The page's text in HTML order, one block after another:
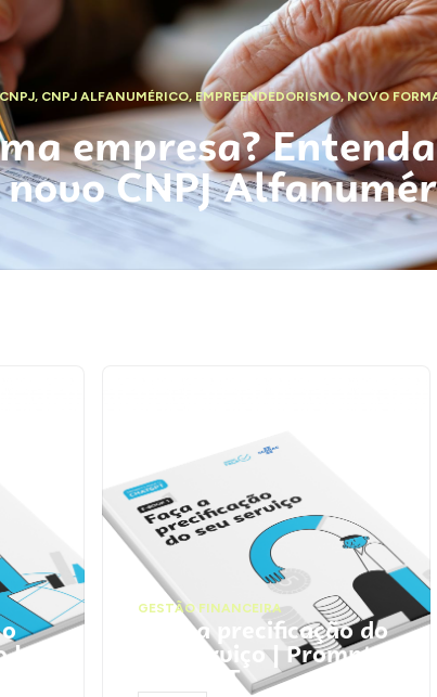
, CNPJ ALFANUMÉRICO, EMPREENDEDORISMO,NOVO
empresa?
CNPJ
|
GESTÃO FINANCEIRA
Faça a precificação do
seu serviço | Prompts
ChatGPT